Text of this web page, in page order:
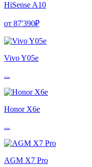
HiSense A10
от 87'390₽
Vivo Y05e
...
Honor X6e
...
AGM X7 Pro